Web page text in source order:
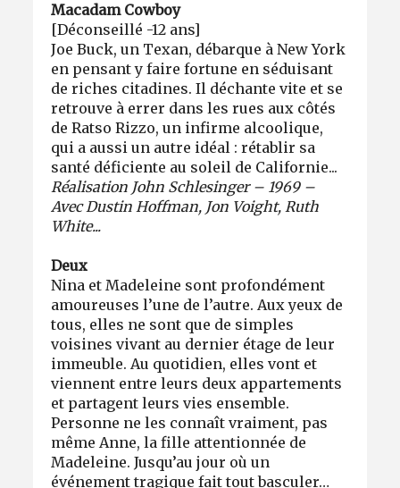
Macadam Cowboy
[Déconseillé -12 ans]
Joe Buck, un Texan, débarque à New York
en pensant y faire fortune en séduisant
de riches citadines. Il déchante vite et se
retrouve à errer dans les rues aux côtés
de Ratso Rizzo, un infirme alcoolique,
qui a aussi un autre idéal : rétablir sa
santé déficiente au soleil de Californie...
Réalisation John Schlesinger – 1969 –
Avec Dustin Hoffman, Jon Voight, Ruth
White...
Deux
Nina et Madeleine sont profondément
amoureuses l’une de l’autre. Aux yeux de
tous, elles ne sont que de simples
voisines vivant au dernier étage de leur
immeuble. Au quotidien, elles vont et
viennent entre leurs deux appartements
et partagent leurs vies ensemble.
Personne ne les connaît vraiment, pas
même Anne, la fille attentionnée de
Madeleine. Jusqu’au jour où un
événement tragique fait tout basculer…